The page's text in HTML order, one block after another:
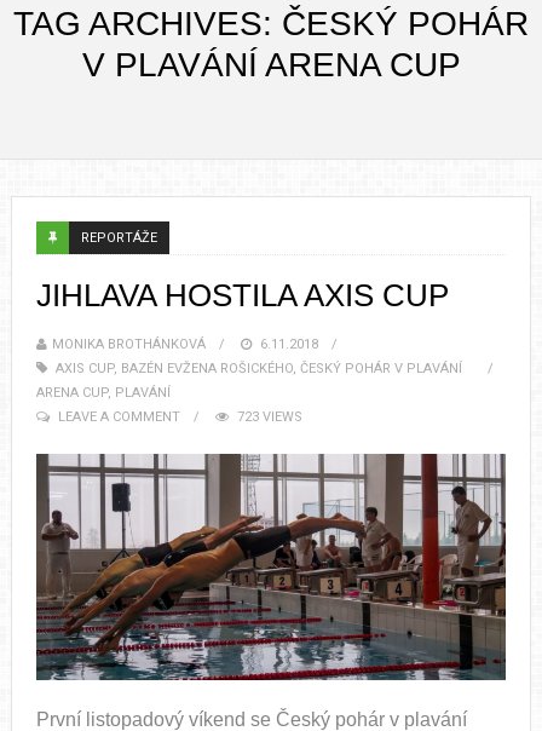
TAG ARCHIVES: ČESKÝ POHÁR
V PLAVÁNÍ ARENA CUP
REPORTÁŽE
JIHLAVA HOSTILA AXIS CUP
MONIKA BROTHÁNKOVÁ
6.11.2018
AXIS CUP, BAZÉN EVŽENA ROŠICKÉHO, ČESKÝ POHÁR V PLAVÁNÍ
ARENA CUP, PLAVÁNÍ
LEAVE A COMMENT
723 VIEWS
První listopadový víkend se Český pohár v plavání